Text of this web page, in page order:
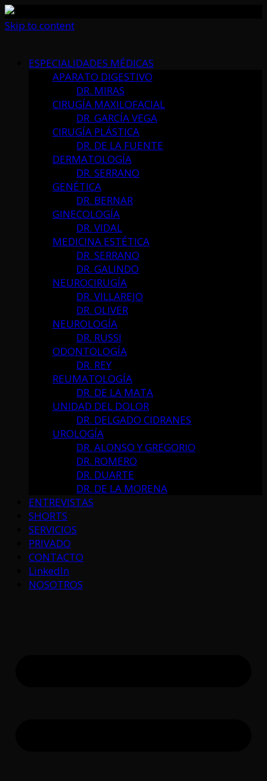
Skip to content
ESPECIALIDADES MÉDICAS
APARATO DIGESTIVO
DR. MIRAS
CIRUGÍA MAXILOFACIAL
DR. GARCÍA VEGA
CIRUGÍA PLÁSTICA
DR. DE LA FUENTE
DERMATOLOGÍA
DR. SERRANO
GENÉTICA
DR. BERNAR
GINECOLOGÍA
DR. VIDAL
MEDICINA ESTÉTICA
DR. SERRANO
DR. GALINDO
NEUROCIRUGÍA
DR. VILLAREJO
DR. OLIVER
NEUROLOGÍA
DR. RUSSI
ODONTOLOGÍA
DR. REY
REUMATOLOGÍA
DR. DE LA MATA
UNIDAD DEL DOLOR
DR. DELGADO CIDRANES
UROLOGÍA
DR. ALONSO Y GREGORIO
DR. ROMERO
DR. DUARTE
DR. DE LA MORENA
ENTREVISTAS
SHORTS
SERVICIOS
PRIVADO
CONTACTO
LinkedIn
NOSOTROS